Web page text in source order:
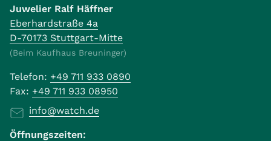
Juwelier Ralf Häffner
Eberhardstraße 4a
D-70173 Stuttgart-Mitte
(Beim Kaufhaus Breuninger)
Telefon: +49 711 933 0890
Fax: +49 711 933 08950
info@watch.de
Öffnungszeiten: